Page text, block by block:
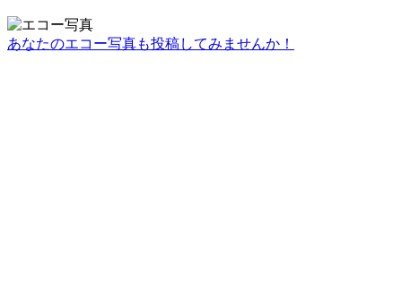
あなたのエコー写真も投稿してみませんか！